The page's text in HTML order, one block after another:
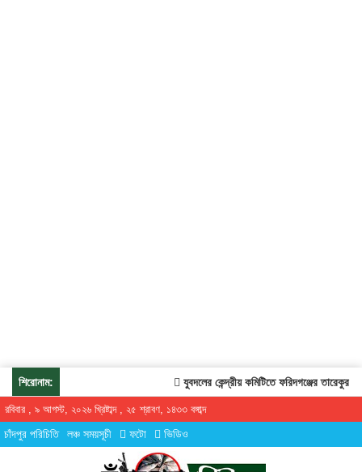
শিরোনাম: যুবদলের কেন্দ্রীয় কমিটিতে ফরিদগঞ্জের তারেকুর
রবিবার , ৯ আগস্ট, ২০২৬ খ্রিষ্টাব্দ , ২৫ শ্রাবণ, ১৪৩৩ বঙ্গাব্দ
চাঁদপুর পরিচিতি লঞ্চ সময়সূচী ফটো ভিডিও